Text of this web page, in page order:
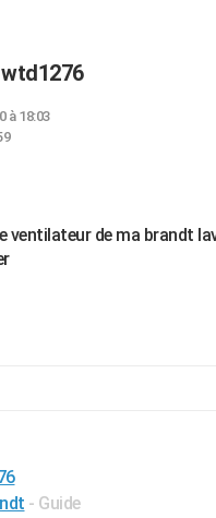
à 18:03
ventilateur de ma brandt
- Guide